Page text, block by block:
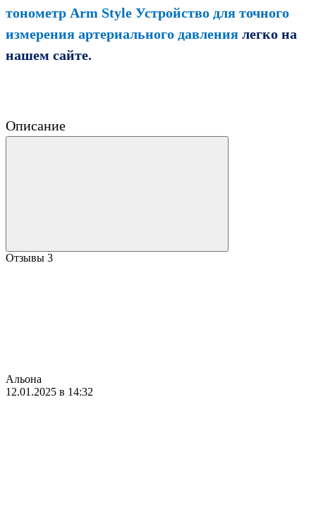
тонометр Arm Style Устройство для точного
измерения артериального давления легко на
нашем сайте.
Описание
Отзывы 3
Альона
12.01.2025 в 14:32